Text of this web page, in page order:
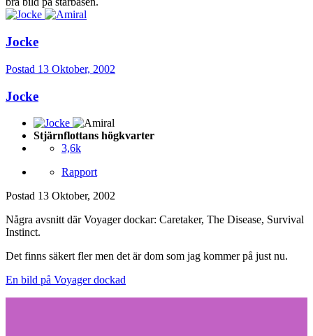
Jocke
Postad 13 Oktober, 2002
Jocke
Stjärnflottans högkvarter
3,6k
Rapport
Postad 13 Oktober, 2002
Några avsnitt där Voyager dockar: Caretaker, The Disease, Survival
Instinct.
Det finns säkert fler men det är dom som jag kommer på just nu.
En bild på Voyager dockad